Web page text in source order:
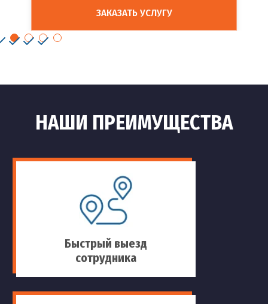
ЗАКАЗАТЬ УСЛУГУ
НАШИ ПРЕИМУЩЕСТВА
Быстрый выезд
сотрудника